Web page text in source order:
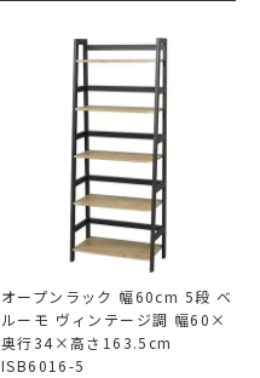
オープンラック 幅60cm 5段 ベ
ルーモ ヴィンテージ調 幅60×
奥行34×高さ163.5cm
ISB6016-5